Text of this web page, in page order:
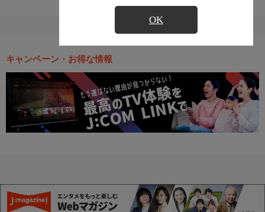
OK
キャンペーン・お得な情報